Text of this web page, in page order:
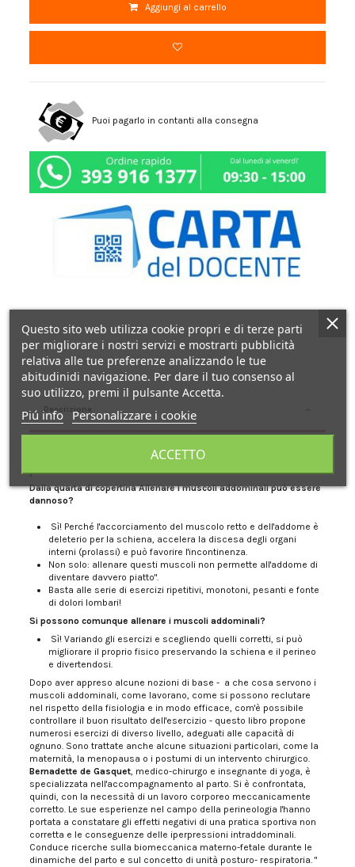
Aggiungi al carrello
Puoi pagarlo in contanti alla consegna
Descrizione
Esercizi addominali corretti per preservare schiena e
perineo
Dalla quarta di copertina Allenare i muscoli addominali può essere
dannoso?
Sì! Perché l'accorciamento del muscolo retto e dell'addome è
deleterio per la schiena, accelera la discesa degli organi
interni (prolassi) e può favorire l'incontinenza.
Non solo: allenare questi muscoli non permette all'addome di
diventare davvero piatto".
Basta alle serie di esercizi ripetitivi, monotoni, pesanti e fonte
di dolori lombari!
Si possono comunque allenare i muscoli addominali?
Sì! Variando gli esercizi e scegliendo quelli corretti, si può
migliorare il proprio fisico preservando la schiena e il perineo
e divertendosi.
Dopo aver appreso alcune nozioni di base - a che cosa servono i
muscoli addominali, come lavorano, come si possono reclutare
nel rispetto della fisiologia e in modo efficace, com'è possibile
controllare il buon risultato dell'esercizio - questo libro propone
numerosi esercizi di diverso livello, adeguati alle capacità di
ognuno. Sono trattate anche alcune situazioni particolari, come la
maternità, la menopausa o i postumi di un intervento chirurgico.
Bernadette de Gasquet, medico-chirurgo e insegnante di yoga, è
specializzata nell'accompagnamento al parto. Si è confrontata,
quindi, con la necessità di un lavoro corporeo meccanicamente
corretto. Le sue esperienze nel campo della perineologia l'hanno
portata a constatare gli effetti negativi di una pratica sportiva non
corretta e le conseguenze delle iperpressioni intraddominali.
Conduce ricerche sulla biomeccanica materno-fetale durante le
dinamiche del parto e sul concetto di unità posturo- respiratoria."
Questo sito web utilizza cookie propri e di terze parti
per migliorare i nostri servizi e mostrarti pubblicità
relativa alle tue preferenze analizzando le tue
abitudinidi navigazione. Per dare il tuo consenso al
suo utilizzo, premi il pulsante Accetta.
Piú info Personalizzare i cookie
ACCETTO